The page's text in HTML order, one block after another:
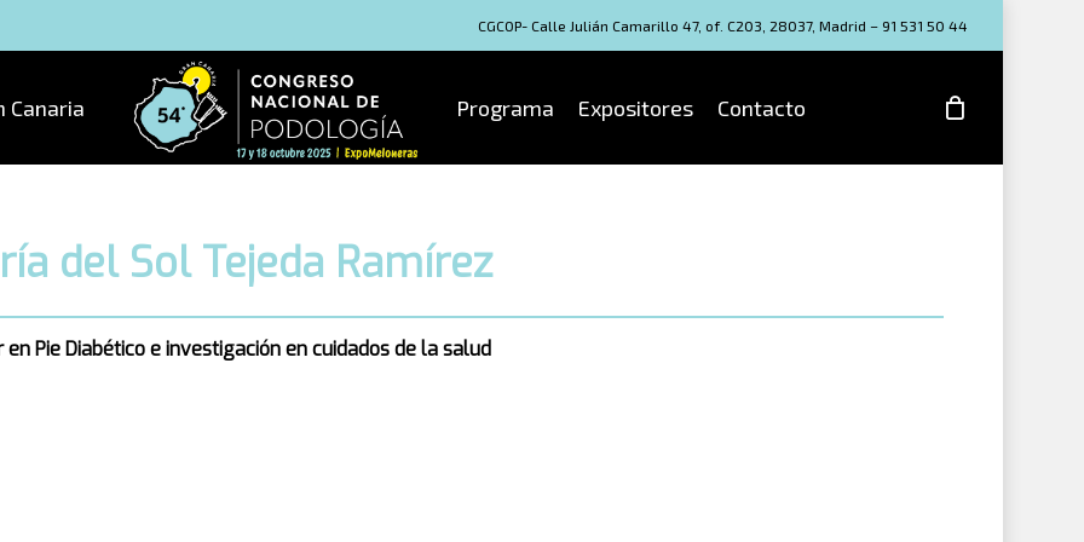
CGCOP- Calle Julián Camarillo 47, of. C203, 28037, Madrid – 91 531 50 44
Canaria Programa Expositores Contacto
del Sol Tejeda Ramírez
en Pie Diabético e investigación en cuidados de la salud